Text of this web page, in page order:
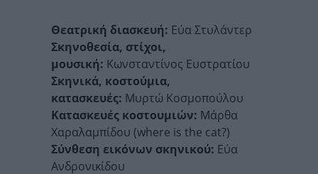
Θεατρική διασκευή: Εύα Στυλάντερ
Σκηνοθεσία, στίχοι,
μουσική: Κωνσταντίνος Ευστρατίου
Σκηνικά, κοστούμια,
κατασκευές: Μυρτώ Κοσμοπούλου
Κατασκευές κοστουμιών: Μάρθα
Χαραλαμπίδου (where is the cat?)
Σύνθεση εικόνων σκηνικού: Εύα
Ανδρονικίδου